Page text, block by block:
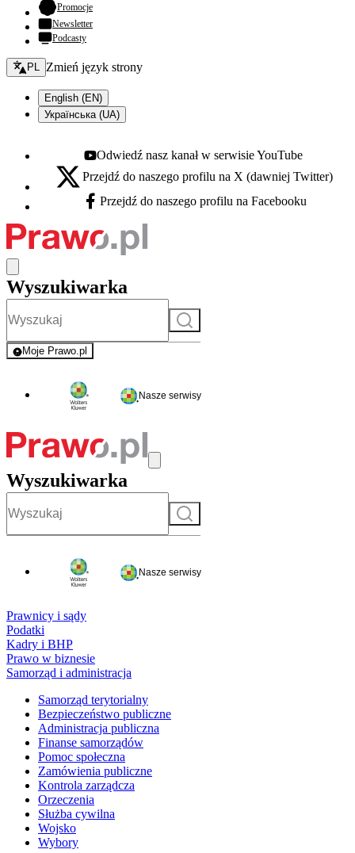
Promocje- otwiera się w nowej karcie
Newsletter
Podcasty
Zmień język - bieżący:
PL Zmień język strony
English (EN)
Українська (UA)
Youtube - otwiera się w nowej karcie
Odwiedź nasz kanał w serwisie YouTube
X - otwiera się w nowej karcie
Przejdź do naszego profilu na X (dawniej Twitter)
Facebook - otwiera się w nowej karcie
Przejdź do naszego profilu na Facebooku
Wyszukiwarka
Szukaj
Moje Prawo.pl
- rejestracja i logowanie do serwisu
Nasze serwisy
Wyszukiwarka
Szukaj
Nasze serwisy
Prawnicy i sądy
Podatki
Kadry i BHP
Prawo w biznesie
Samorząd i administracja
Samorząd terytorialny
Bezpieczeństwo publiczne
Administracja publiczna
Finanse samorządów
Pomoc społeczna
Zamówienia publiczne
Kontrola zarządcza
Orzeczenia
Służba cywilna
Wojsko
Wybory